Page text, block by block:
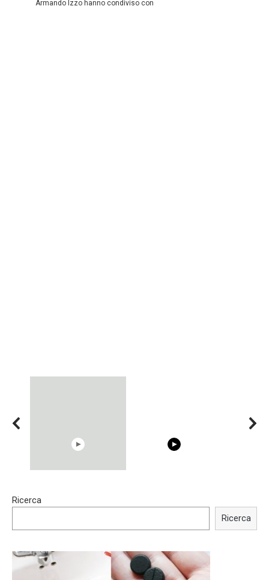
Armando Izzo hanno condiviso con
Trying BOLLYWOOD
Shocking illusion - Pretty
Ricerca
Ricerca